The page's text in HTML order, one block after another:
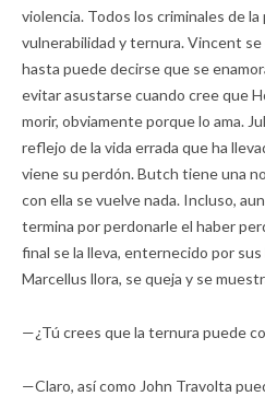
violencia. Todos los criminales de
vulnerabilidad y ternura. Vincent
hasta puede decirse que se
evitar asustarse cuando cree que
morir, obviamente porque lo ama.
reflejo de la vida errada que ha
viene su perdón. Butch tiene una
con ella se vuelve nada. Incluso,
termina por perdonarle el haber
final se la lleva, enternecido por
Marcellus llora, se queja y se
—¿Tú crees que la ternura puede
—Claro, así como John Travolta